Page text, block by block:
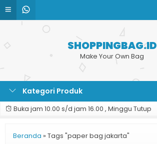
SHOPPINGBAG.ID
Make Your Own Bag
Kategori Produk
Buka jam 10.00 s/d jam 16.00 , Minggu Tutup
Beranda » Tags "paper bag jakarta"